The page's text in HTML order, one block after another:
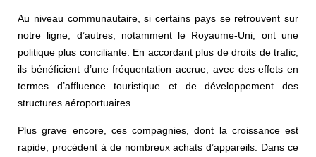
Au niveau communautaire, si certains pays se retrouvent sur
notre ligne, d’autres, notamment le Royaume-Uni, ont une
politique plus conciliante. En accordant plus de droits de trafic,
ils bénéficient d’une fréquentation accrue, avec des effets en
termes d’affluence touristique et de développement des
structures aéroportuaires.
Plus grave encore, ces compagnies, dont la croissance est
rapide, procèdent à de nombreux achats d’appareils. Dans ce